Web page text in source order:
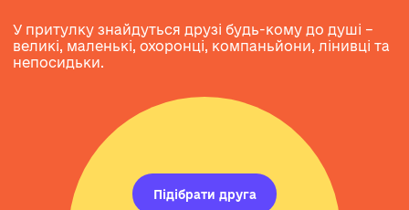
У притулку знайдуться друзі будь-кому до душі –
великі, маленькі, охоронці, компаньйони, лінивці та
непосидьки.
Підібрати друга